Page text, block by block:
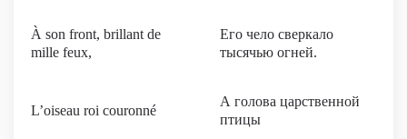
À son front, brillant de
mille feux,
Его чело сверкало
тысячью огней.
L’oiseau roi couronné
А голова царственной
птицы